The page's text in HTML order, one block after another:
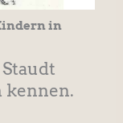
in
kennen.